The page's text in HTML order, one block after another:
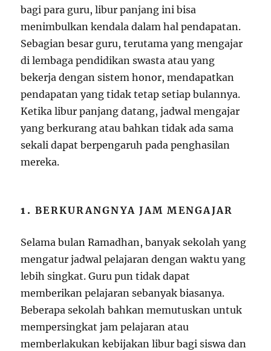
bagi para guru, libur panjang ini bisa
menimbulkan kendala dalam hal pendapatan.
Sebagian besar guru, terutama yang mengajar
di lembaga pendidikan swasta atau yang
bekerja dengan sistem honor, mendapatkan
pendapatan yang tidak tetap setiap bulannya.
Ketika libur panjang datang, jadwal mengajar
yang berkurang atau bahkan tidak ada sama
sekali dapat berpengaruh pada penghasilan
mereka.
1.BERKURANGNYA JAM MENGAJAR
Selama bulan Ramadhan, banyak sekolah yang
mengatur jadwal pelajaran dengan waktu yang
lebih singkat. Guru pun tidak dapat
memberikan pelajaran sebanyak biasanya.
Beberapa sekolah bahkan memutuskan untuk
mempersingkat jam pelajaran atau
memberlakukan kebijakan libur bagi siswa dan